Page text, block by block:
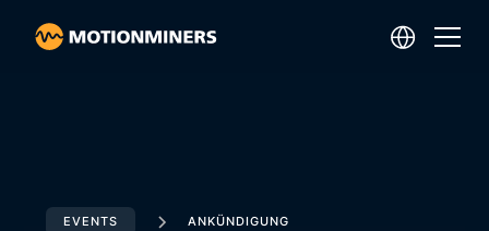
EVENTS ANKÜNDIGUNG